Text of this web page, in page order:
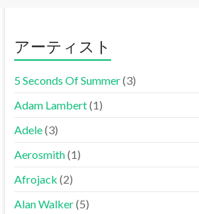
アーティスト
5 Seconds Of Summer(3)
Adam Lambert(1)
Adele(3)
Aerosmith(1)
Afrojack (2)
Alan Walker(5)